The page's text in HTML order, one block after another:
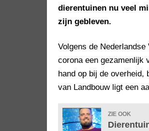
dierentuinen nu veel
zijn gebleven.
Volgens de
corona een gezamenlijk
hand op bij de
van Landbouw ligt een
ZIE OOK